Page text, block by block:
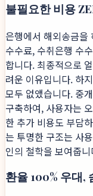
불필요한 비용
은행에서 해외송금을
수수료, 수취은행 수
합니다. 최종적으로
려운 이유입니다. 하
모두 없앴습니다. 중
구축하여, 사용자는
한 추가 비용도 부담
는 투명한 구조는 사
인의 철학을 보여줍
환율 100% 우대,